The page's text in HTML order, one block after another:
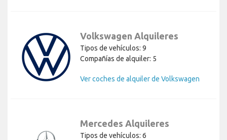
Volkswagen Alquileres
Tipos de vehículos: 9
Compañías de alquiler: 5
Ver coches de alquiler de Volkswagen
Mercedes Alquileres
Tipos de vehículos: 6